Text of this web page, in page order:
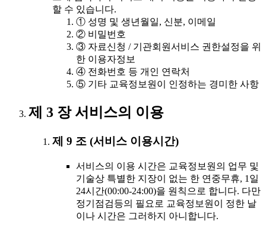
할 수 있습니다.
① 성명 및 생년월일, 신분, 이메일
② 비밀번호
③ 자료신청 / 기관회원서비스 권한설정을 위
한 이용자정보
④ 전화번호 등 개인 연락처
⑤ 기타 교육정보원이 인정하는 경미한 사항
제 3 장 서비스의 이용
제 9 조 (서비스 이용시간)
서비스의 이용 시간은 교육정보원의 업무 및
기술상 특별한 지장이 없는 한 연중무휴, 1일
24시간(00:00-24:00)을 원칙으로 합니다. 다만
정기점검등의 필요로 교육정보원이 정한 날
이나 시간은 그러하지 아니합니다.